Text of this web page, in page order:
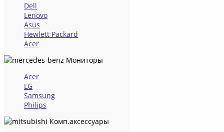
Dell
Lenovo
Asus
Hewlett Packard
Acer
Мониторы
Acer
LG
Samsung
Philips
Комп.аксессуары